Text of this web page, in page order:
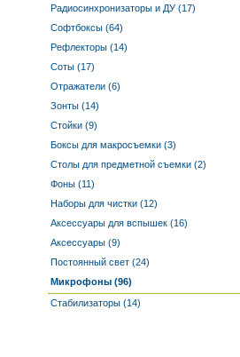
Радиосинхронизаторы и ДУ (17)
Софтбоксы (64)
Рефлекторы (14)
Соты (17)
Отражатели (6)
Зонты (14)
Стойки (9)
Боксы для макросъемки (3)
Столы для предметной съемки (2)
Фоны (11)
Наборы для чистки (12)
Аксессуары для вспышек (16)
Аксессуары (9)
Постоянный свет (24)
Микрофоны (96)
Стабилизаторы (14)